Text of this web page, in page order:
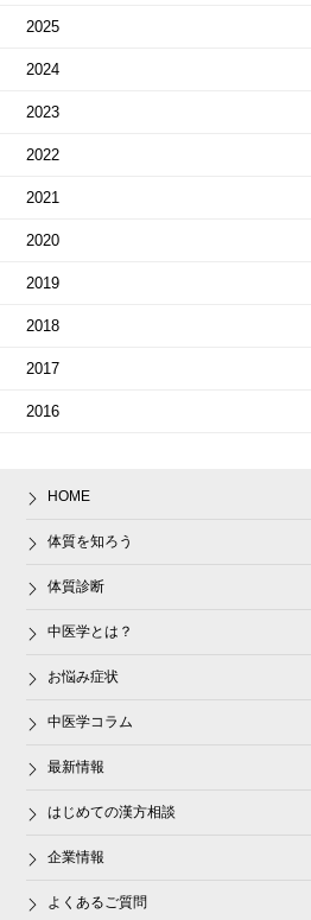
2025
2024
2023
2022
2021
2020
2019
2018
2017
2016
HOME
体質を知ろう
体質診断
中医学とは？
お悩み症状
中医学コラム
最新情報
はじめての漢方相談
企業情報
よくあるご質問